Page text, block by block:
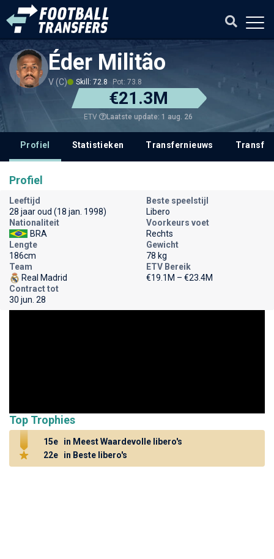
Éder Militão
V (C) Skill: 72.8 Pot: 73.8
€21.3M
ETV Laatste update: 1 aug. 26
Profiel Statistieken Transfernieuws
Profiel
Leeftijd
28 jaar oud (18 jan. 1998)
Beste speelstijl
Libero
Nationaliteit
BRA
Voorkeurs voet
Rechts
Lengte
186cm
Gewicht
78 kg
Team
Real Madrid
ETV Bereik
€19.1M – €23.4M
Contract tot
30 jun. 28
Top Trophies
15e
in Meest Waardevolle libero's
22e
in Beste libero's